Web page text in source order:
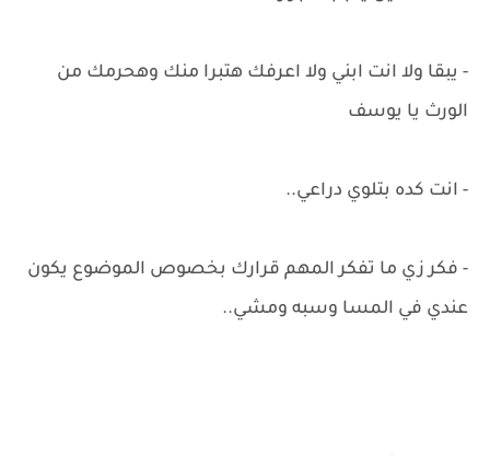
- يبقا ولا انت ابني ولا اعرفك هتبرا منك وهحرمك من
الورث يا يوسف
- انت كده بتلوي دراعي..
- فكر زي ما تفكر المهم قرارك بخصوص الموضوع يكون
عندي في المسا وسبه ومشي..